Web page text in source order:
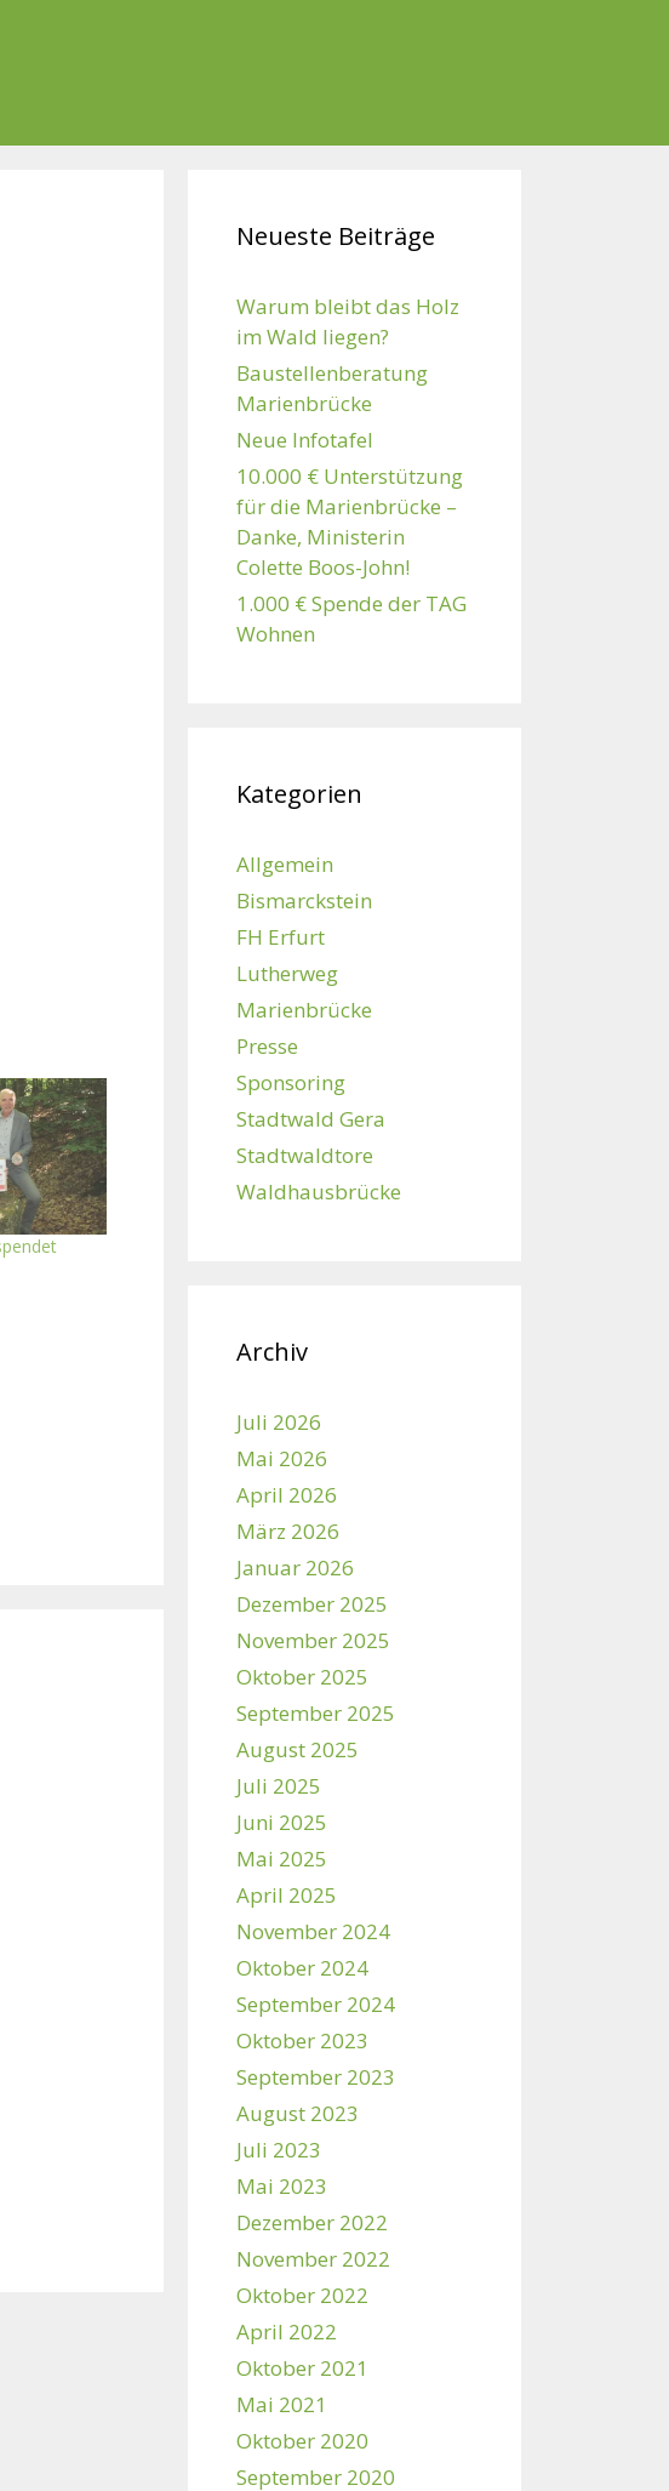
Neueste Beiträge
Warum bleibt das Holz
im Wald liegen?
Baustellenberatung
Marienbrücke
Neue Infotafel
10.000 € Unterstützung
für die Marienbrücke –
Danke, Ministerin
Colette Boos-John!
1.000 € Spende der TAG
Wohnen
Kategorien
Allgemein
Bismarckstein
FH Erfurt
Lutherweg
Marienbrücke
Presse
Sponsoring
Stadtwald Gera
Stadtwaldtore
Waldhausbrücke
Archiv
Juli 2026
Mai 2026
April 2026
März 2026
Januar 2026
Dezember 2025
November 2025
Oktober 2025
September 2025
August 2025
Juli 2025
Juni 2025
Mai 2025
April 2025
November 2024
Oktober 2024
September 2024
Oktober 2023
September 2023
August 2023
Juli 2023
Mai 2023
Dezember 2022
November 2022
Oktober 2022
April 2022
Oktober 2021
Mai 2021
Oktober 2020
September 2020